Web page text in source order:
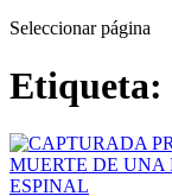
Seleccionar página
Etiqueta: